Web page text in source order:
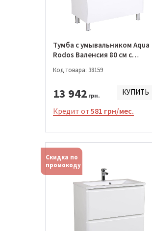
Тумба с умывальником Aqua
Rodos Валенсия 80 см с
(АР0001876)
Код товара: 38159
13 942 грн. КУПИТЬ
Кредит от581 грн/мес.
Скидка по
промокоду